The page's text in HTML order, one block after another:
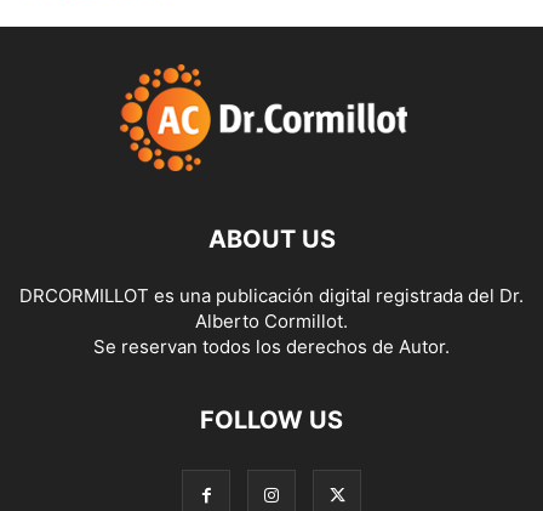
ABOUT US
DRCORMILLOT es una publicación digital registrada del Dr.
Alberto Cormillot.
Se reservan todos los derechos de Autor.
FOLLOW US